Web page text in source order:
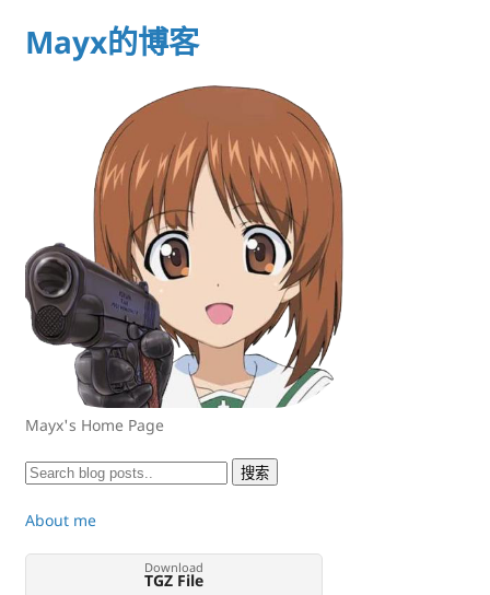
Mayx的博客
Mayx's Home Page
About me
Download
TGZ File